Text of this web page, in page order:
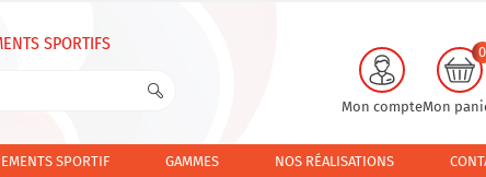
SPORTIFS
Mon compteMon
0
SPORTIF GAMMES NOS RÉALISATIONS